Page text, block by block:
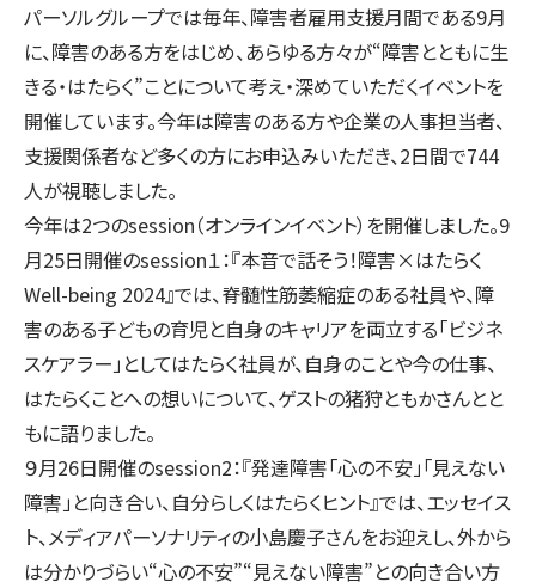
パーソルグループでは毎年、障害者雇用支援月間である9月
に、障害のある方をはじめ、あらゆる方々が“障害とともに生
きる・はたらく”ことについて考え・深めていただくイベントを
開催しています。今年は障害のある方や企業の人事担当者、
支援関係者など多くの方にお申込みいただき、2日間で744
人が視聴しました。
今年は2つのsession（オンラインイベント）を開催しました。9
月25日開催のsession１：『本音で話そう！障害×はたらく
Well-being 2024』では、脊髄性筋萎縮症のある社員や、障
害のある子どもの育児と自身のキャリアを両立する「ビジネ
スケアラー」としてはたらく社員が、自身のことや今の仕事、
はたらくことへの想いについて、ゲストの猪狩ともかさんとと
もに語りました。
９月26日開催のsession2：『発達障害「心の不安」「見えない
障害」と向き合い、自分らしくはたらくヒント』では、エッセイス
ト、メディアパーソナリティの小島慶子さんをお迎えし、外から
は分かりづらい“心の不安”“見えない障害”との向き合い方